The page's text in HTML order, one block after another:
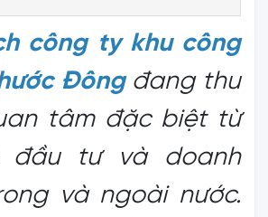
công ty khu công
Đôngđang thu
tâm đặc biệt từ
đầu tư và doanh
và ngoài nước.